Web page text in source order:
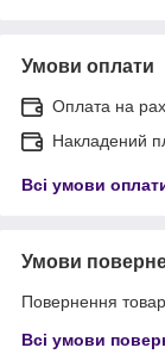
Умови оплати
Оплата на
Накладений
Всі умови
Умови
Повернення
Всі умови